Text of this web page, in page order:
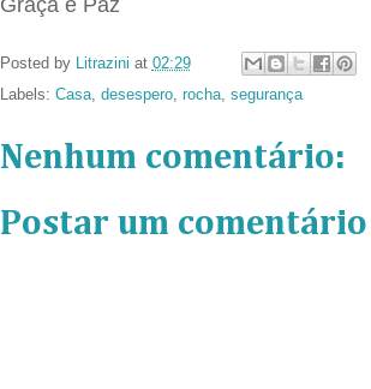
Graça e Paz
Posted by Litrazini at 02:29
Labels: Casa, desespero, rocha, segurança
Nenhum comentário:
Postar um comentário